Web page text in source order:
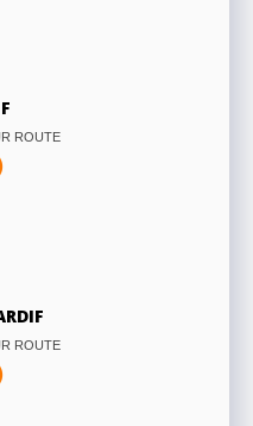
ROUTE
ROUTE